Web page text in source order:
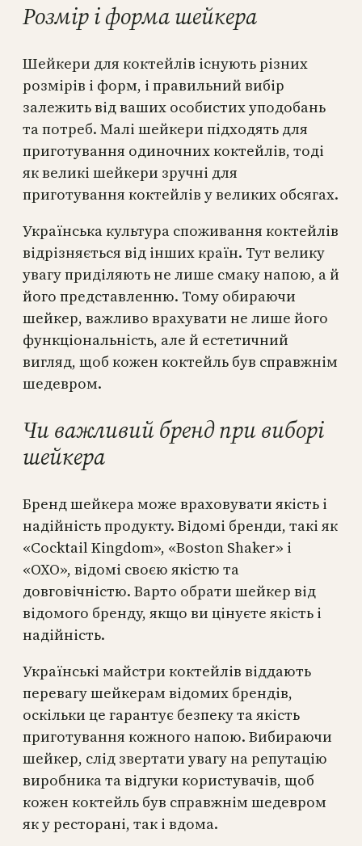
Розмір і форма шейкера
Шейкери для коктейлів існують різних
розмірів і форм, і правильний вибір
залежить від ваших особистих уподобань
та потреб. Малі шейкери підходять для
приготування одиночних коктейлів, тоді
як великі шейкери зручні для
приготування коктейлів у великих обсягах.
Українська культура споживання коктейлів
відрізняється від інших країн. Тут велику
увагу приділяють не лише смаку напою, а й
його представленню. Тому обираючи
шейкер, важливо врахувати не лише його
функціональність, але й естетичний
вигляд, щоб кожен коктейль був справжнім
шедевром.
Чи важливий бренд при виборі
шейкера
Бренд шейкера може враховувати якість і
надійність продукту. Відомі бренди, такі як
«Cocktail Kingdom», «Boston Shaker» і
«OXO», відомі своєю якістю та
довговічністю. Варто обрати шейкер від
відомого бренду, якщо ви цінуєте якість і
надійність.
Українські майстри коктейлів віддають
перевагу шейкерам відомих брендів,
оскільки це гарантує безпеку та якість
приготування кожного напою. Вибираючи
шейкер, слід звертати увагу на репутацію
виробника та відгуки користувачів, щоб
кожен коктейль був справжнім шедевром
як у ресторані, так і вдома.